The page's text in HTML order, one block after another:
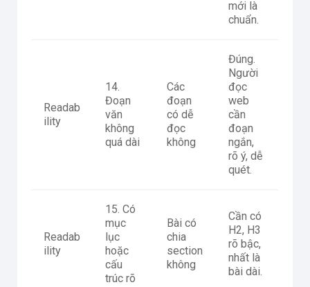
mới là
chuẩn.
Readab
ility
14.
Đoạn
văn
không
quá dài
Các
đoạn
có dễ
đọc
không
Đúng.
Người
đọc
web
cần
đoạn
ngắn,
rõ ý, dễ
quét.
Readab
ility
15. Có
mục
lục
hoặc
cấu
trúc rõ
Bài có
chia
section
không
Cần có
H2, H3
rõ bậc,
nhất là
bài dài.